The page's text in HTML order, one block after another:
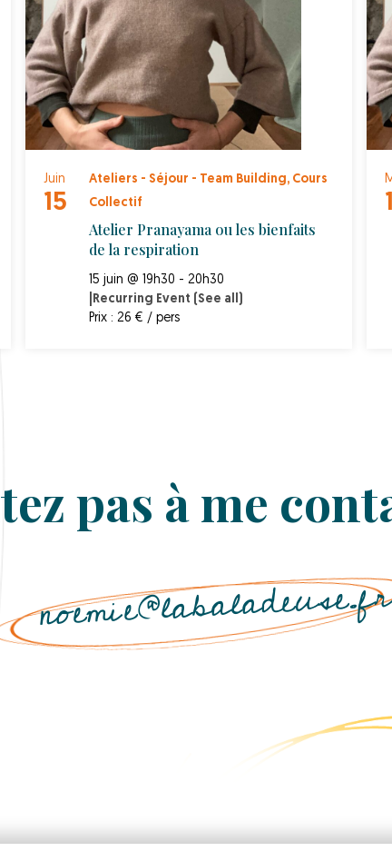
Juin
15
Ateliers - Séjour - Team Building, Cours
Collectif
Atelier Pranayama ou les bienfaits
de la respiration
15 juin @ 19h30 - 20h30
Recurring Event
(See all)
Prix : 26 € / pers
pas à me